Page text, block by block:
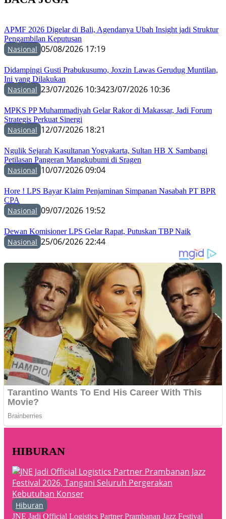
APMF 2026 Digelar di Bali, Agendanya Ubah Insight jadi Struktur
Pengambilan Keputusan
Nasional 05/08/2026 17:19
Didampingi Gusti Prabukusumo, Joxzin Lawas Gerudug Muntilan,
Ini yang Dilakukan
Nasional 23/07/2026 10:3423/07/2026 10:36
MPKS PP Muhammadiyah Gelar Rakor di Makassar, Jadi Forum
Strategis Perkuat Sinergi
Nasional 12/07/2026 18:21
Ngulik Sejarah Kasultanan Yogyakarta, Sultan HB X Sambangi
Petilasan Pangeran Mangkubumi di Sragen
Nasional 10/07/2026 09:04
Hore ! LPS Bayar Klaim Penjaminan Simpanan Nasabah PT BPR
CPA
Nasional 09/07/2026 19:52
Dewan Komisioner LPS Gelar Rapat, Putuskan TBP Naik
Nasional 25/06/2026 22:44
HIBURAN
Hiburan
JNE Jadi Official Logistics Partner Prambanan Jazz Festival